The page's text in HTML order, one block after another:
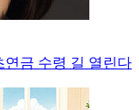
연금 수령 길 열린다